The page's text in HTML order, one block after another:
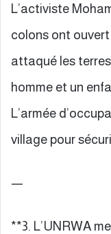
L’activiste
colons ont
attaqué les
homme et un
L’armée
village pour
—
**3. L’UNRWA